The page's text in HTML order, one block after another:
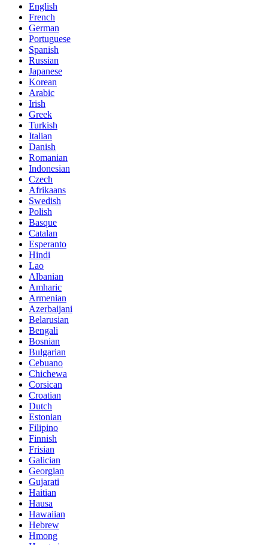
English
French
German
Portuguese
Spanish
Russian
Japanese
Korean
Arabic
Irish
Greek
Turkish
Italian
Danish
Romanian
Indonesian
Czech
Afrikaans
Swedish
Polish
Basque
Catalan
Esperanto
Hindi
Lao
Albanian
Amharic
Armenian
Azerbaijani
Belarusian
Bengali
Bosnian
Bulgarian
Cebuano
Chichewa
Corsican
Croatian
Dutch
Estonian
Filipino
Finnish
Frisian
Galician
Georgian
Gujarati
Haitian
Hausa
Hawaiian
Hebrew
Hmong